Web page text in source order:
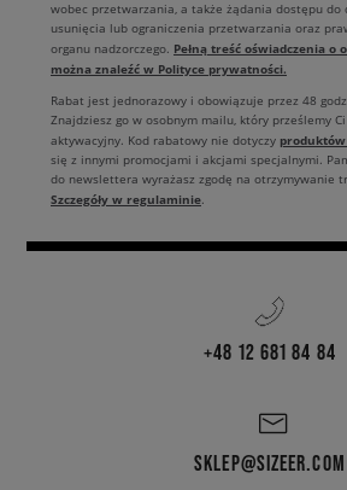
wobec przetwarzania, a także żądania dostępu do
usunięcia lub ograniczenia przetwarzania oraz
organu nadzorczego. Pełną treść oświadczenia
można znaleźć w Polityce prywatności.
Rabat jest jednorazowy i obowiązuje przez 48
Znajdziesz go w osobnym mailu, który prześlemy
aktywacyjny. Kod rabatowy nie dotyczy
się z innymi promocjami i akcjami specjalnymi.
do newslettera wyrażasz zgodę na otrzymywanie
Szczegóły w regulaminie.
+48 12 681 84 84
SKLEP@SIZEER.COM